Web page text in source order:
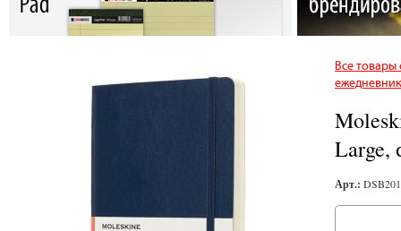
Все товары
Large,
Арт.: